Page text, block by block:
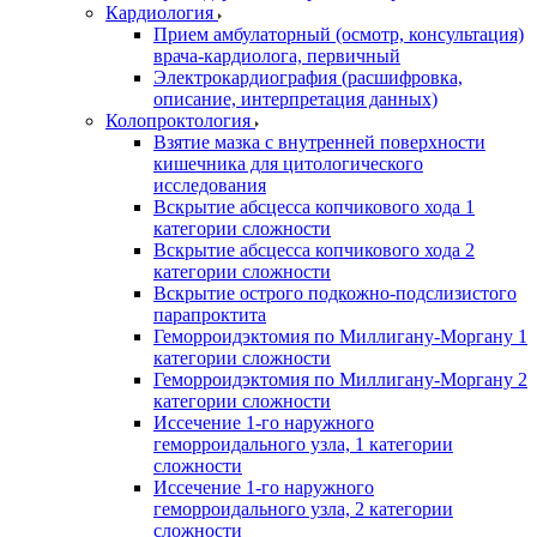
Кардиология
Прием амбулаторный (осмотр, консультация)
врача-кардиолога, первичный
Электрокардиография (расшифровка,
описание, интерпретация данных)
Колопроктология
Взятие мазка с внутренней поверхности
кишечника для цитологического
исследования
Вскрытие абсцесса копчикового хода 1
категории сложности
Вскрытие абсцесса копчикового хода 2
категории сложности
Вскрытие острого подкожно-подслизистого
парапроктита
Геморроидэктомия по Миллигану-Моргану 1
категории сложности
Геморроидэктомия по Миллигану-Моргану 2
категории сложности
Иссечение 1-го наружного
геморроидального узла, 1 категории
сложности
Иссечение 1-го наружного
геморроидального узла, 2 категории
сложности